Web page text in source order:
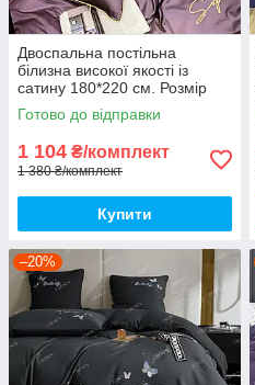
Двоспальна постільна
білизна високої якості із
сатину 180*220 см. Розмір
2.0
Готово до відправки
1 104 ₴/комплект
1 380 ₴/комплект
Купити
–20%